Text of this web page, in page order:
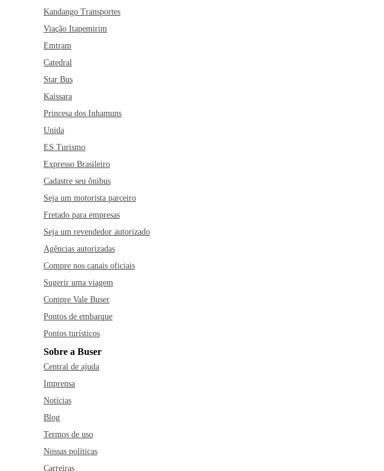
Kandango Transportes
Viação Itapemirim
Emtram
Catedral
Star Bus
Kaissara
Princesa dos Inhamuns
Unida
ES Turismo
Expresso Brasileiro
Cadastre seu ônibus
Seja um motorista parceiro
Fretado para empresas
Seja um revendedor autorizado
Agências autorizadas
Compre nos canais oficiais
Sugerir uma viagem
Compre Vale Buser
Pontos de embarque
Pontos turísticos
Sobre a Buser
Central de ajuda
Imprensa
Notícias
Blog
Termos de uso
Nossas políticas
Carreiras